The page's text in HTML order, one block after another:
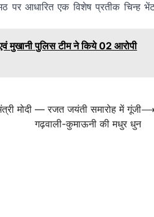
पर आधारित एक विशेष प्रतीक चिन्ह
पुलिस टीम ने किये 02 आरोपी
मोदी — रजत जयंती समारोह में गूंजी
गढ़वाली-कुमाऊनी की मधुर धुन
⟶